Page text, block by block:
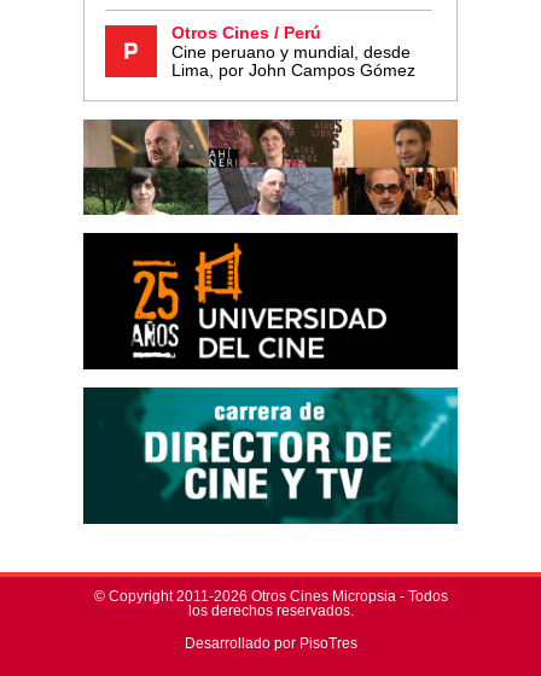
Otros Cines / Perú
Cine peruano y mundial, desde
Lima, por John Campos Gómez
© Copyright 2011-2026 Otros Cines Micropsia - Todos
los derechos reservados.
Desarrollado por PisoTres